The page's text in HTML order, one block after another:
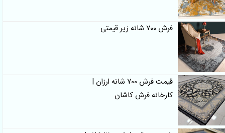
فرش 700 شانه زیر قیمتی
قیمت فرش 700 شانه ارزان |
کارخانه فرش کاشان